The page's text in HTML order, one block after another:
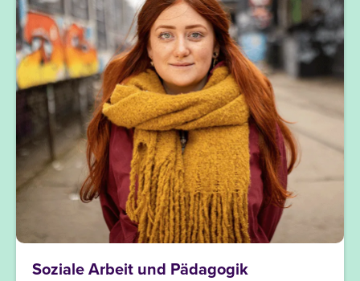
Soziale Arbeit und Pädagogik